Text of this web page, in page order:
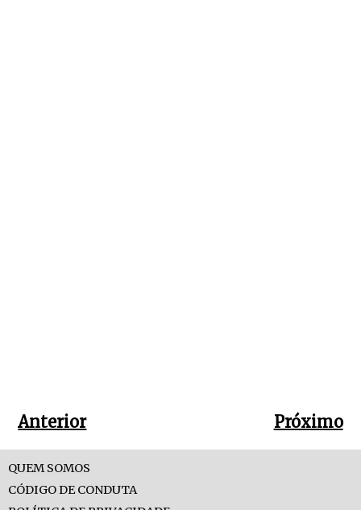
Anterior Próximo
QUEM SOMOS
CÓDIGO DE CONDUTA